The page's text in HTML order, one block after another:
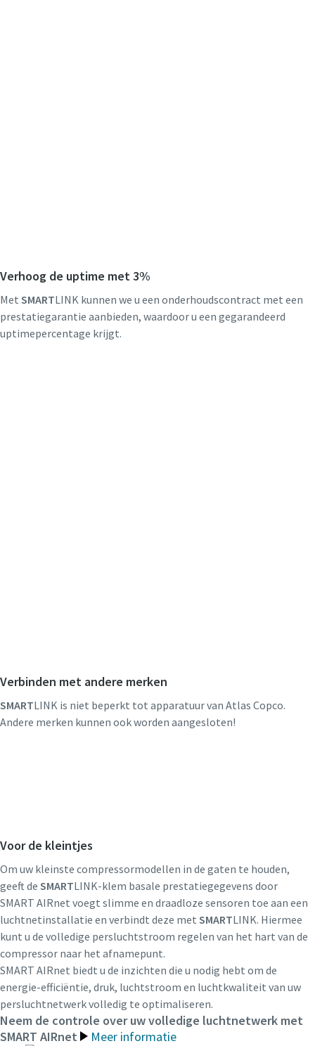
Verhoog de uptime met 3%
Met SMARTLINK kunnen we u een onderhoudscontract met een
prestatiegarantie aanbieden, waardoor u een gegarandeerd
uptimepercentage krijgt.
Verbinden met andere merken
SMARTLINK is niet beperkt tot apparatuur van Atlas Copco.
Andere merken kunnen ook worden aangesloten!
Voor de kleintjes
Om uw kleinste compressormodellen in de gaten te houden,
geeft de SMARTLINK-klem basale prestatiegegevens door
SMART AIRnet voegt slimme en draadloze sensoren toe aan een
luchtnetinstallatie en verbindt deze met SMARTLINK. Hiermee
kunt u de volledige persluchtstroom regelen van het hart van de
compressor naar het afnamepunt.
SMART AIRnet biedt u de inzichten die u nodig hebt om de
energie-efficiëntie, druk, luchtstroom en luchtkwaliteit van uw
persluchtnetwerk volledig te optimaliseren.
Neem de controle over uw volledige luchtnetwerk met
SMART AIRnet
Meer informatie